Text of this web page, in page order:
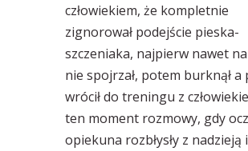
człowiekiem, że kompletnie
zignorował podejście pieska-
szczeniaka, najpierw nawet
nie spojrzał, potem burknął a
wrócił do treningu z
ten moment rozmowy, gdy
opiekuna rozbłysły z nadzieją